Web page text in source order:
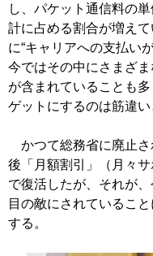
し、パケット通信料の
計に占める割合が増え
に“キャリアへの支払い
今ではその中にさまざ
が含まれていることも
ゲットにするのは筋違い
かつて総務省に廃止さ
後「月額割引」（月々
で復活したが、それが
目の敵にされているこ
する。